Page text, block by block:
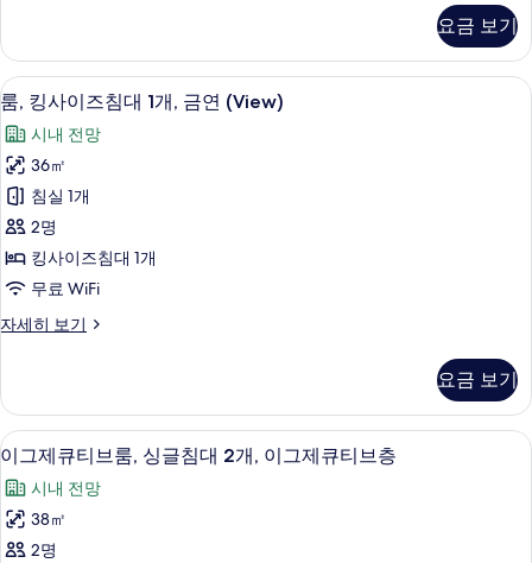
두
보
기
원
전
망
사
진
모
두
보
기
즈
침
대
1
개,
공
원
전
망
자
세
히
기
요금 보기
룸,
킹
사
이
즈
침
대
개,
연
(View)
사
진
모
두
고급 침구, 오리/거위털 이불, 미니바,
5
룸, 킹사이즈침대 1개, 금연 (View)
시내 전망
36㎡
침실 1개
2명
킹사이즈침대 1개
무료 WiFi
자세히 보기
룸,
즈
침
대
개,
금
(View)
요금 보기
이
그
제
큐
고급 침구, 오리/거위털 이불, 미니바,
6
이그제큐티브룸, 싱글침대 2개, 이그제큐티브층
시내 전망
38㎡
2명